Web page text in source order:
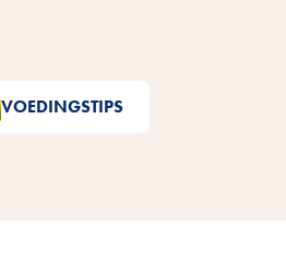
VOEDINGSTIPS